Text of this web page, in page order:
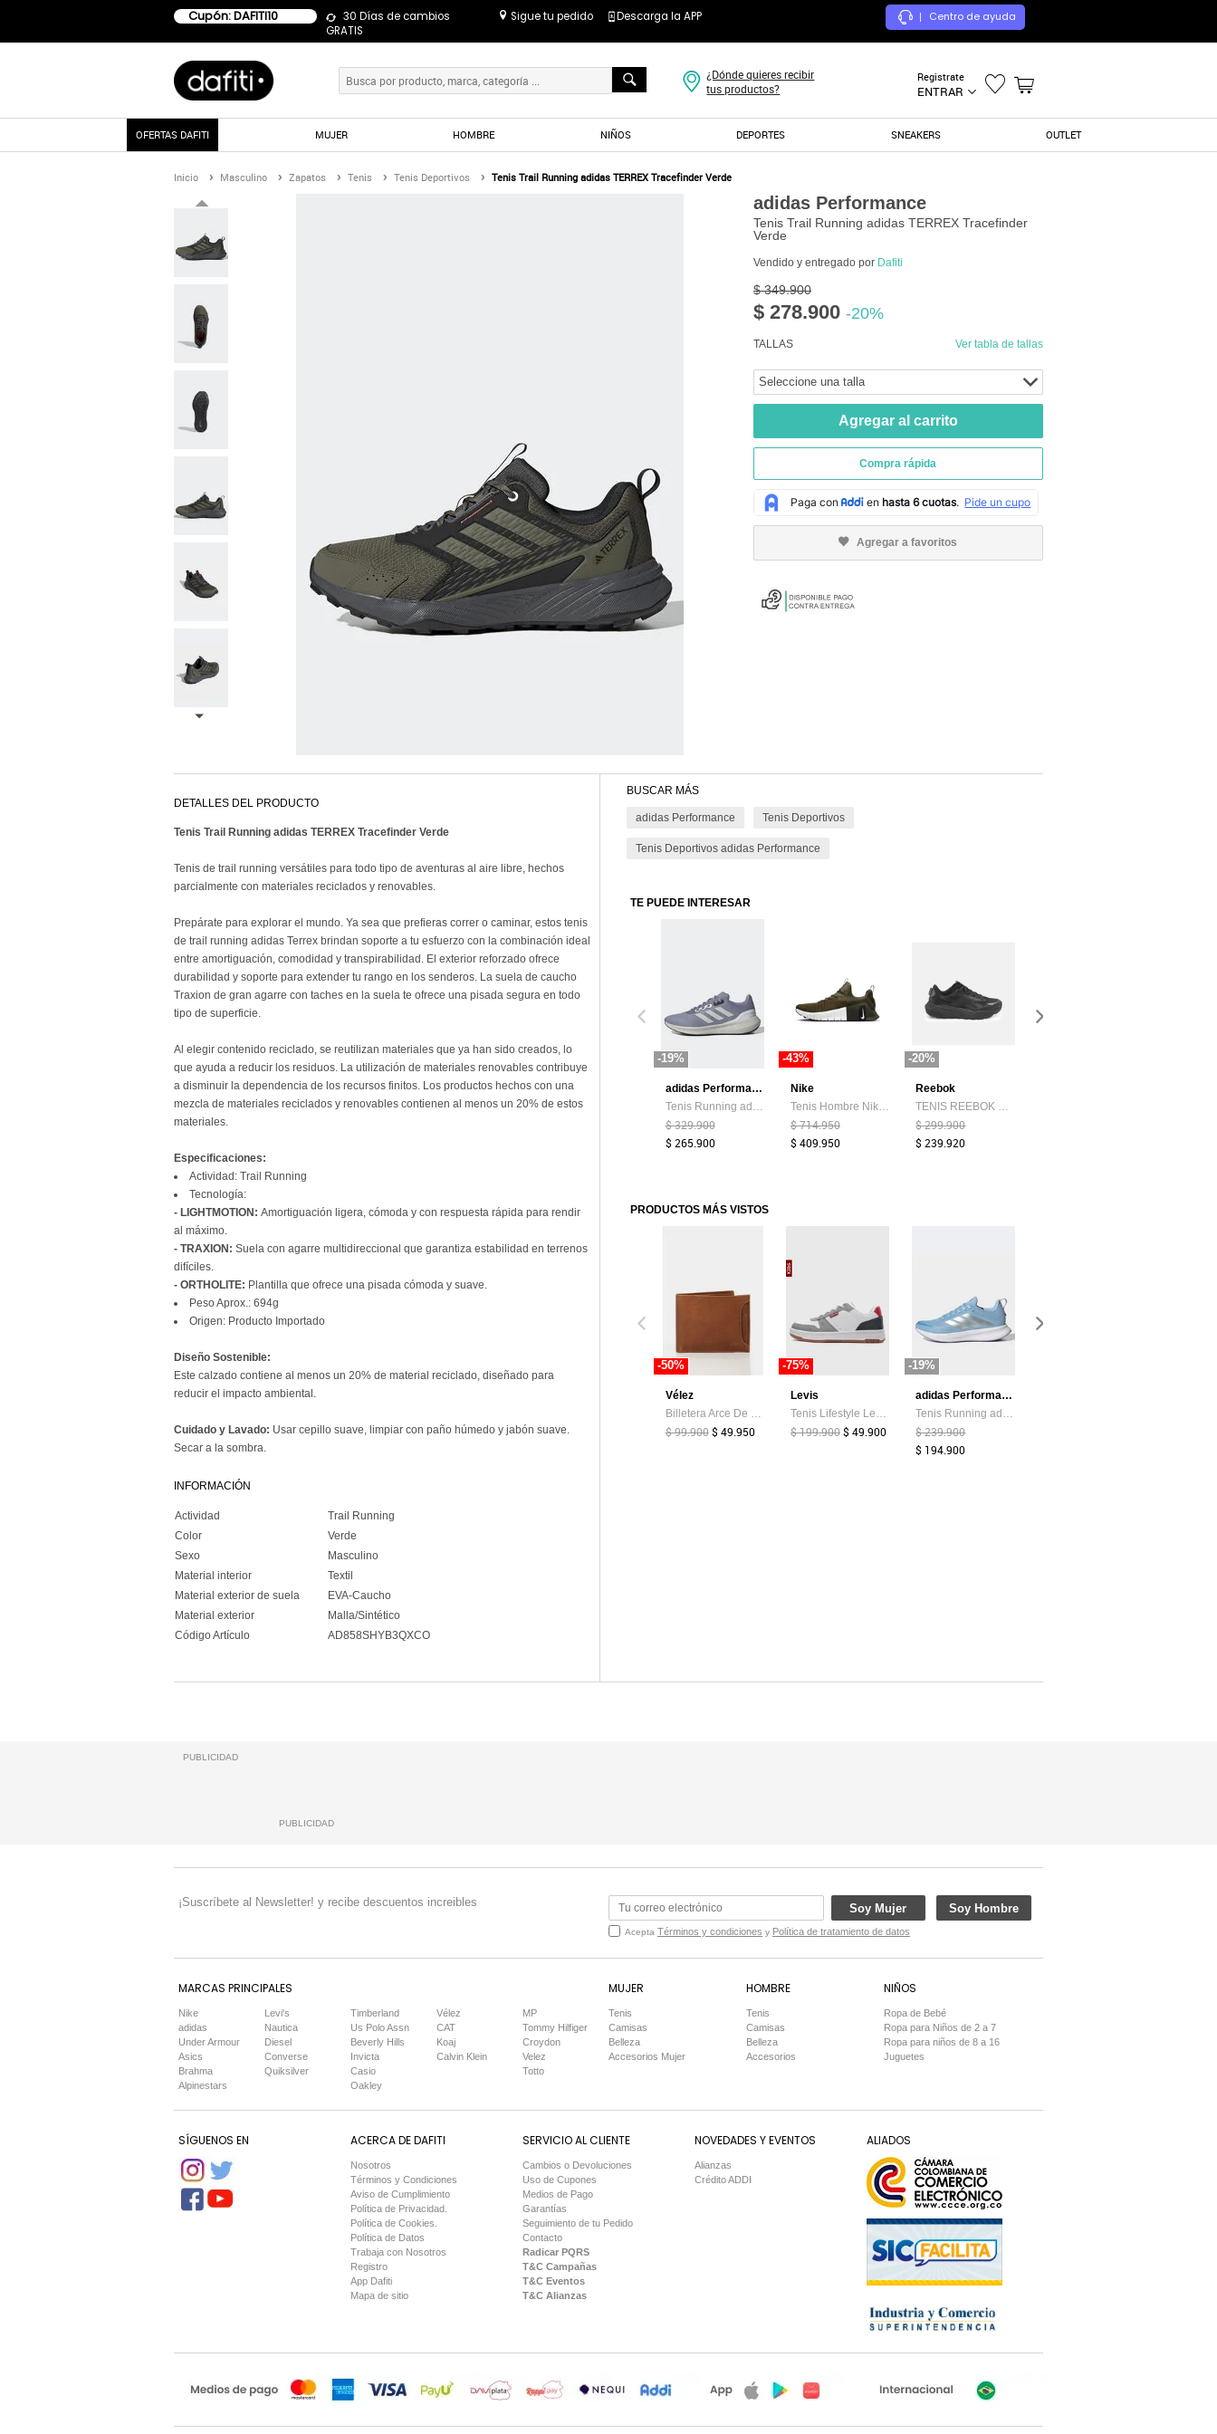
Cupón: DAFITI10
30 Días de cambios
GRATIS
Sigue tu pedido Descarga la APP | Centro de ayuda
Registrate
ENTRAR
¿Dónde quieres recibir
tus productos?
OFERTAS DAFITI MUJER HOMBRE NIÑOS DEPORTES SNEAKERS OUTLET
Inicio Masculino Zapatos Tenis Tenis Deportivos Tenis Trail Running adidas TERREX Tracefinder Verde
adidas Performance
Tenis Trail Running adidas TERREX Tracefinder
Verde
Vendido y entregado por Dafiti
$ 349.900
$ 278.900 -20%
TALLAS Ver tabla de tallas
Seleccione una talla
Agregar al carrito
Compra rápida
Agregar a favoritos
DETALLES DEL PRODUCTO
Tenis Trail Running adidas TERREX Tracefinder Verde
Tenis de trail running versátiles para todo tipo de aventuras al aire libre, hechos
parcialmente con materiales reciclados y renovables.
Prepárate para explorar el mundo. Ya sea que prefieras correr o caminar, estos tenis
de trail running adidas Terrex brindan soporte a tu esfuerzo con la combinación ideal
entre amortiguación, comodidad y transpirabilidad. El exterior reforzado ofrece
durabilidad y soporte para extender tu rango en los senderos. La suela de caucho
Traxion de gran agarre con taches en la suela te ofrece una pisada segura en todo
tipo de superficie.
Al elegir contenido reciclado, se reutilizan materiales que ya han sido creados, lo
que ayuda a reducir los residuos. La utilización de materiales renovables contribuye
a disminuir la dependencia de los recursos finitos. Los productos hechos con una
mezcla de materiales reciclados y renovables contienen al menos un 20% de estos
materiales.
Especificaciones:
Actividad: Trail Running
Tecnología:
- LIGHTMOTION: Amortiguación ligera, cómoda y con respuesta rápida para rendir
al máximo.
- TRAXION: Suela con agarre multidireccional que garantiza estabilidad en terrenos
difíciles.
- ORTHOLITE: Plantilla que ofrece una pisada cómoda y suave.
Peso Aprox.: 694g
Origen: Producto Importado
Diseño Sostenible:
Este calzado contiene al menos un 20% de material reciclado, diseñado para
reducir el impacto ambiental.
Cuidado y Lavado: Usar cepillo suave, limpiar con paño húmedo y jabón suave.
Secar a la sombra.
INFORMACIÓN
Actividad
Trail Running
Color
Verde
Sexo
Masculino
Material interior
Textil
Material exterior de suela
EVA-Caucho
Material exterior
Malla/Sintético
Código Artículo
AD858SHYB3QXCO
BUSCAR MÁS
adidas Performance Tenis Deportivos
Tenis Deportivos adidas Performance
TE PUEDE INTERESAR
-19%
adidas Performance
$ 329.900
$ 265.900
-43%
Nike
$ 714.950
$ 409.950
-20%
Reebok
$ 299.900
$ 239.920
PRODUCTOS MÁS VISTOS
-50%
Vélez
$ 99.900 $ 49.950
-75%
Levis
$ 199.900$ 49.900
-19%
adidas Performance
$ 239.900
$ 194.900
PUBLICIDAD
PUBLICIDAD
¡Suscríbete al Newsletter! y recibe descuentos increibles Soy Mujer Soy Hombre
Acepta Términos y condiciones y Política de tratamiento de datos
MARCAS PRINCIPALES
Nike
adidas
Under Armour
Asics
Brahma
Alpinestars
Levi's
Nautica
Diesel
Converse
Quiksilver
Timberland
Us Polo Assn
Beverly Hills
Invicta
Casio
Oakley
Vélez
CAT
Koaj
Calvin Klein
MP
Tommy Hilfiger
Croydon
Velez
Totto
MUJER
Tenis
Camisas
Belleza
Accesorios Mujer
HOMBRE
Tenis
Camisas
Belleza
Accesorios
NIÑOS
Ropa de Bebé
Ropa para Niños de 2 a 7
Ropa para niños de 8 a 16
Juguetes
SÍGUENOS EN ACERCA DE DAFITI
Nosotros
Términos y Condiciones
Aviso de Cumplimiento
Política de Privacidad.
Política de Cookies.
Política de Datos
Trabaja con Nosotros
Registro
App Dafiti
Mapa de sitio
SERVICIO AL CLIENTE
Cambios o Devoluciones
Uso de Cupones
Medios de Pago
Garantías
Seguimiento de tu Pedido
Contacto
Radicar PQRS
T&C Campañas
T&C Eventos
T&C Alianzas
NOVEDADES Y EVENTOS
Alianzas
Crédito ADDI
ALIADOS